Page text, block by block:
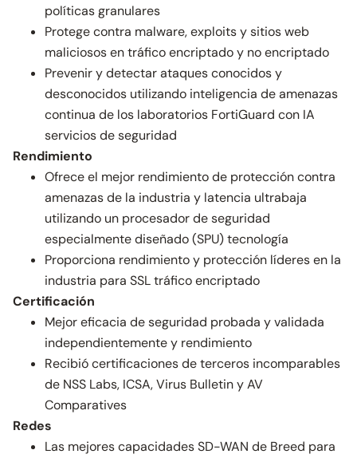
políticas granulares
Protege contra malware, exploits y sitios web
maliciosos en tráfico encriptado y no encriptado
Prevenir y detectar ataques conocidos y
desconocidos utilizando inteligencia de amenazas
continua de los laboratorios FortiGuard con IA
servicios de seguridad
Rendimiento
Ofrece el mejor rendimiento de protección contra
amenazas de la industria y latencia ultrabaja
utilizando un procesador de seguridad
especialmente diseñado (SPU) tecnología
Proporciona rendimiento y protección líderes en la
industria para SSL tráfico encriptado
Certificación
Mejor eficacia de seguridad probada y validada
independientemente y rendimiento
Recibió certificaciones de terceros incomparables
de NSS Labs, ICSA, Virus Bulletin y AV
Comparatives
Redes
Las mejores capacidades SD-WAN de Breed para